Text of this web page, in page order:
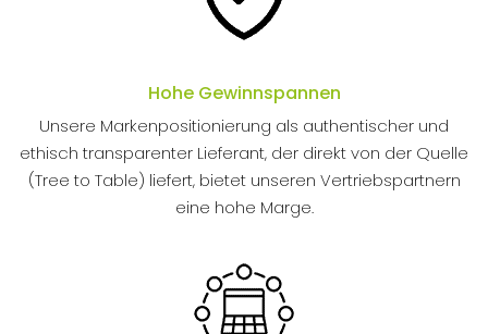
Hohe Gewinnspannen
Unsere Markenpositionierung als authentischer und
ethisch transparenter Lieferant, der direkt von der Quelle
(Tree to Table) liefert, bietet unseren Vertriebspartnern
eine hohe Marge.